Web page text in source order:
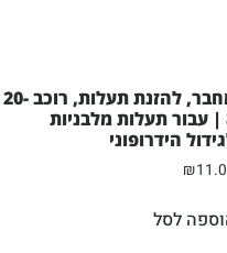
מחבר, להזנת תעלות, רוכב 20-
8 | עבור תעלות מלבניות
הידרופוני
₪
לסל